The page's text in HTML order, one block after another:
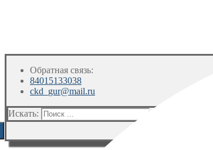
Обратная связь:
84015133038
ckd_gur@mail.ru
Искать: